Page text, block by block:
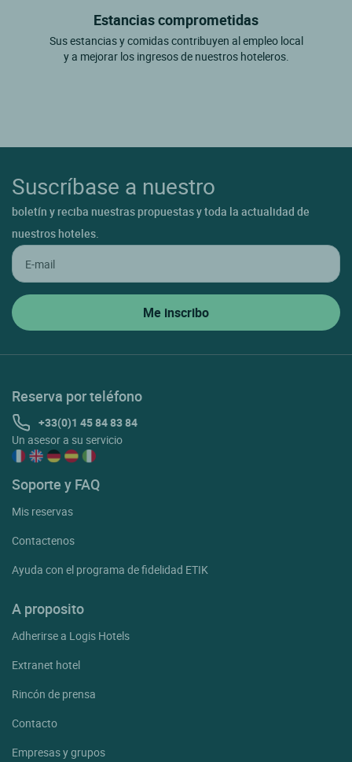
Estancias comprometidas
Sus estancias y comidas contribuyen al empleo local
y a mejorar los ingresos de nuestros hoteleros.
Suscríbase a nuestro
boletín y reciba nuestras propuestas y toda la actualidad de
nuestros hoteles.
Reserva por teléfono
+33(0)1 45 84 83 84
Un asesor a su servicio
Soporte y FAQ
Mis reservas
Contactenos
Ayuda con el programa de fidelidad ETIK
A proposito
Adherirse a Logis Hotels
Extranet hotel
Rincón de prensa
Contacto
Empresas y grupos